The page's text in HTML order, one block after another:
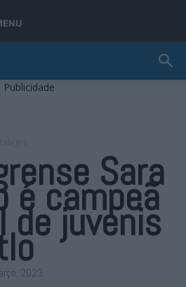
Publicidade
Sara
é campeã
de juvenis
2023